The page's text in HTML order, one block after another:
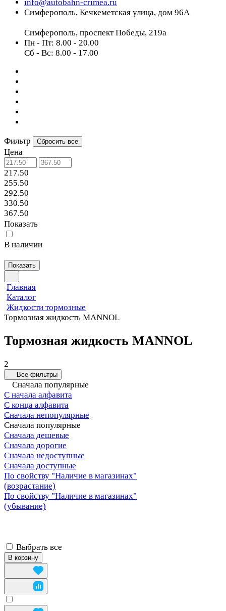
info@autobahn-crimea.ru
Симферополь, Кечкеметская улица, дом 96А
Симферополь, проспект Победы, 219а
Пн - Пт: 8.00 - 20.00
Сб - Вс: 8.00 - 17.00
Фильтр Сбросить все
Цена
217.50
255.50
292.50
330.50
367.50
Показать
В наличии
Показать
Главная
Каталог
Жидкости тормозные
Тормозная жидкость MANNOL
Тормозная жидкость MANNOL
2
Все фильтры
Сначала популярные
С начала алфавита
С конца алфавита
Сначала непопулярные
Сначала популярные
Сначала дешевые
Сначала дорогие
Сначала недоступные
Сначала доступные
По свойству "Наличие в магазинах"
(возрастание)
По свойству "Наличие в магазинах"
(убывание)
Выбрать все
В корзину